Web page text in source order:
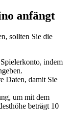
anfängt
sollten Sie die
indem
Daten, damit Sie
um mit dem
beträgt 10